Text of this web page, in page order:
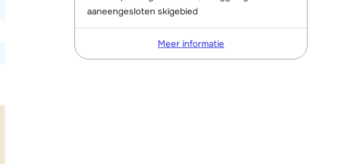
aaneengesloten skigebied
Meer informatie